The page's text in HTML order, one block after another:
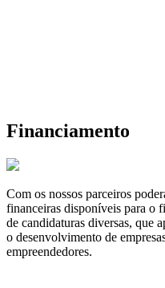
Financiamento
Com os nossos parceiros
financeiras disponíveis para o
de candidaturas diversas, que
o desenvolvimento de
empreendedores.